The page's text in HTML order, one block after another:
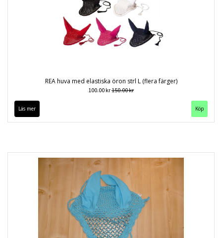
REA huva med elastiska öron strl L (flera färger)
100.00 kr150.00 kr
Läs mer Köp